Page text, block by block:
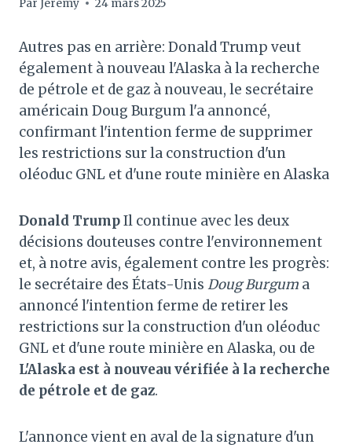
Par Jérémy 24 mars 2025
Autres pas en arrière: Donald Trump veut
également à nouveau l'Alaska à la recherche
de pétrole et de gaz à nouveau, le secrétaire
américain Doug Burgum l'a annoncé,
confirmant l'intention ferme de supprimer
les restrictions sur la construction d'un
oléoduc GNL et d'une route minière en Alaska
Donald TrumpIl continue avec les deux
décisions douteuses contre l'environnement
et, à notre avis, également contre les progrès:
le secrétaire des États-Unis Doug Burgum a
annoncé l'intention ferme de retirer les
restrictions sur la construction d'un oléoduc
GNL et d'une route minière en Alaska, ou de
L'Alaska est à nouveau vérifiée à la recherche
de pétrole et de gaz.
L'annonce vient en aval de la signature d'un